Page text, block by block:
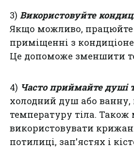
3) Використовуйте
Якщо можливо,
приміщенні з
Це допоможе зменшити
4) Часто приймайте душі
холодний душ або
температуру тіла.
використовувати
потилиці, зап'ястях і